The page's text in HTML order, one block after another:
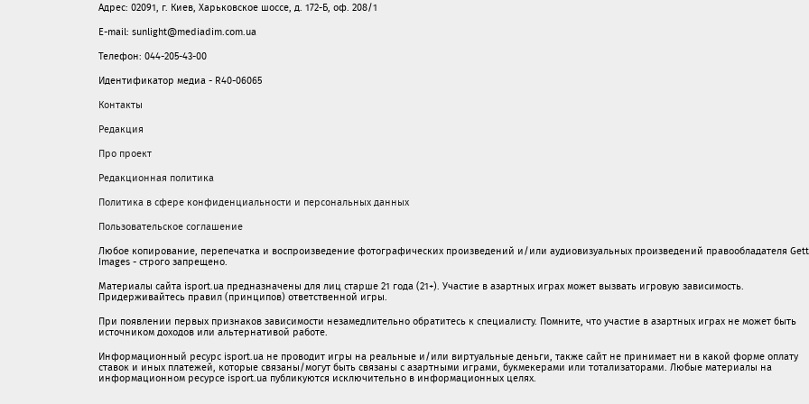
Адрес: 02091, г. Киев, Харьковское шоссе, д. 172-Б, оф. 208/1
E-mail: sunlight@mediadim.com.ua
Телефон: 044-205-43-00
Идентификатор медиа - R40-06065
Контакты
Редакция
Про проект
Редакционная политика
Политика в сфере конфиденциальности и персональных данных
Пользовательское соглашение
Любое копирование, перепечатка и воспроизведение фотографических произведений и/или аудиовизуальных произведений правообладателя
Images - строго запрещено.
Материалы сайта isport.ua предназначены для лиц старше 21 года (21+). Участие в азартных играх может вызвать игровую зависимость.
Придерживайтесь правил (принципов) ответственной игры.
При появлении первых признаков зависимости незамедлительно обратитесь к специалисту. Помните, что участие в азартных играх не может быть
источником доходов или альтернативой работе.
Информационный ресурс isport.ua не проводит игры на реальные и/или виртуальные деньги, также сайт не принимает ни в какой форме oплaту
ставок и иных платежей, которые связаны/могут быть связаны c азартными игрaми, букмекерами или тотализаторами. Любые материалы на
информационном ресурсе isport.ua публикуютcя исключительно в информационных целях.